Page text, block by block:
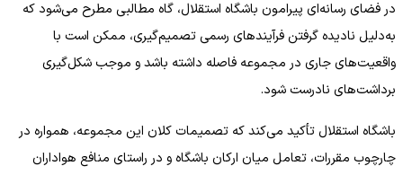
در فضای رسانه‌ای پیرامون باشگاه استقلال، گاه مطالبی مطرح می‌شود که
به‌دلیل نادیده گرفتن فرآیندهای رسمی تصمیم‌گیری، ممکن است با
واقعیت‌های جاری در مجموعه فاصله داشته باشد و موجب شکل‌گیری
برداشت‌های نادرست شود.
باشگاه استقلال تأکید می‌کند که تصمیمات کلان این مجموعه، همواره در
چارچوب مقررات، تعامل میان ارکان باشگاه و در راستای منافع هواداران